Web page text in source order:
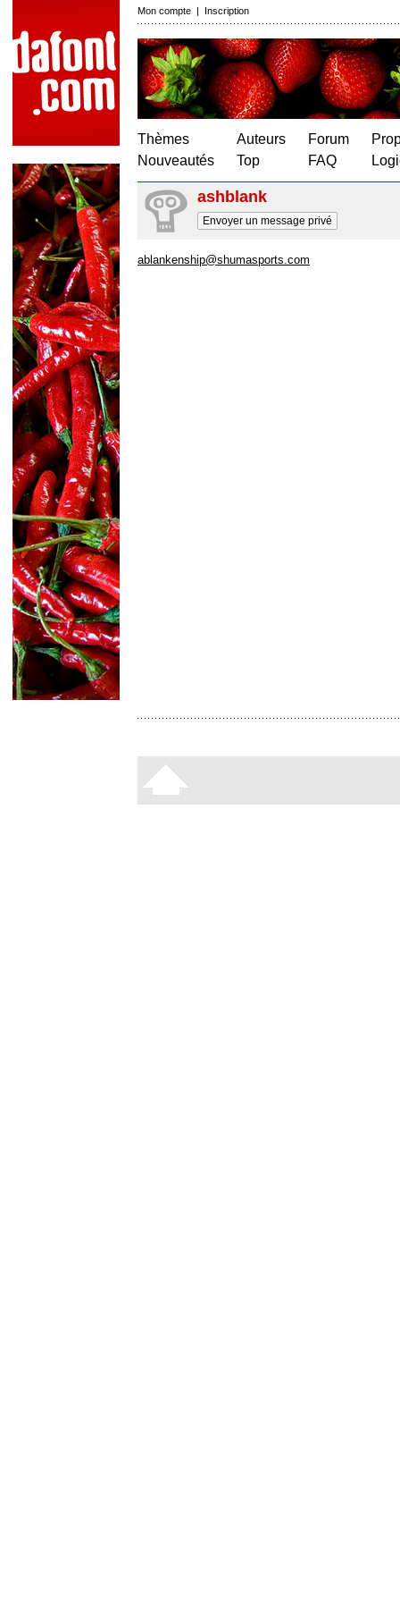
Mon compte | Inscription
Thèmes
Nouveautés
Auteurs
Top
Forum
FAQ
ashblank
Envoyer un message privé
ablankenship@shumasports.com